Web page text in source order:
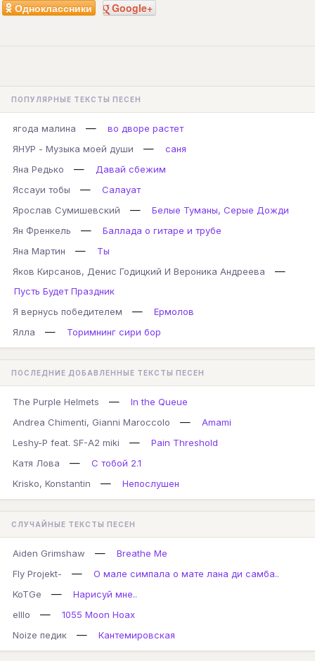
Одноклассники
Google+
ПОПУЛЯРНЫЕ ТЕКСТЫ ПЕСЕН
ягода малина —
во дворе растет
ЯНУР - Музыка моей души
—
саня
Яна Редько
—
Давай сбежим
Яссауи тобы
—
Салауат
Ярослав Сумишевский
—
Белые Туманы, Серые Дожди
Ян Френкель
—
Баллада о гитаре и трубе
Яна Мартин
—
Ты
Яков Кирсанов, Денис Годицкий И Вероника Андреева
—
Пусть Будет Праздник
Я вернусь победителем
—
Ермолов
Ялла
— Торимнинг сири бор
ПОСЛЕДНИЕ ДОБАВЛЕННЫЕ ТЕКСТЫ ПЕСЕН
The Purple Helmets —
In the Queue
Andrea Chimenti, Gianni Maroccolo
—
Amami
Leshy-P feat. SF-A2 miki
—
Pain Threshold
Катя Лова
—
С тобой 2.1
Krisko, Konstantin
— Непослушен
СЛУЧАЙНЫЕ ТЕКСТЫ ПЕСЕН
Aiden Grimshaw —
Breathe Me
Fly Projekt-
—
О мале симпала о мате лана ди самба..
KoTGe
—
Нарисуй мне..
elllo
—
1055 Moon Hoax
Noize педик
— Кантемировская